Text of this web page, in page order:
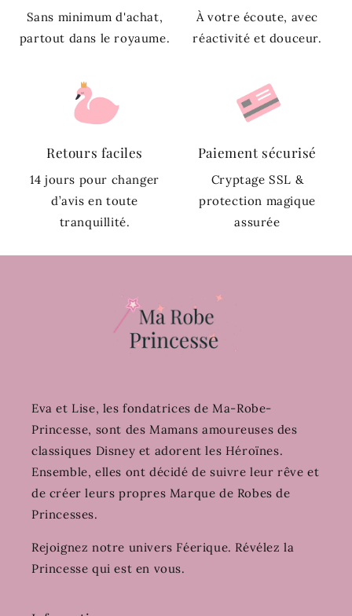
Sans minimum d'achat,
partout dans le royaume.
À votre écoute, avec
réactivité et douceur.
Retours faciles
14 jours pour changer
d’avis en toute
tranquillité.
Paiement sécurisé
Cryptage SSL &
protection magique
assurée
Eva et Lise, les fondatrices de Ma-Robe-
Princesse, sont des Mamans amoureuses des
classiques Disney et adorent les Héroïnes.
Ensemble, elles ont décidé de suivre leur rêve et
de créer leurs propres Marque de Robes de
Princesses.
Rejoignez notre univers Féerique. Révélez la
Princesse qui est en vous.